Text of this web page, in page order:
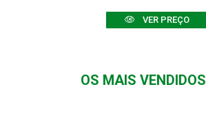
VER PREÇO
OS MAIS VENDIDOS